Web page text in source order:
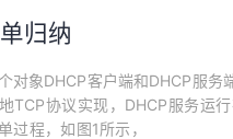
归纳
对象DHCP客户端和DHCP服务
TCP协议实现，DHCP服务运
的简单过程，如图